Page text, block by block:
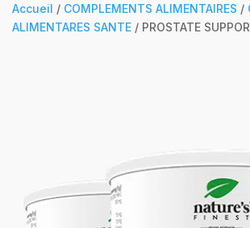
Accueil / COMPLEMENTS ALIMENTAIRES /
ALIMENTARES SANTE / PROSTATE